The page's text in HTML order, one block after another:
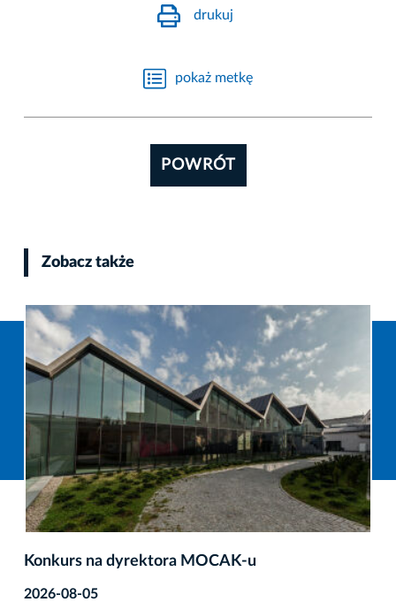
drukuj
pokaż metkę
POWRÓT
Zobacz także
Konkurs na dyrektora MOCAK-u
2026-08-05